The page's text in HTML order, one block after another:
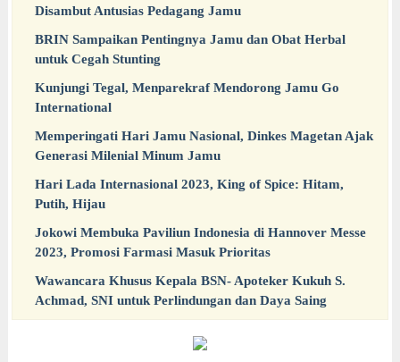
Disambut Antusias Pedagang Jamu
BRIN Sampaikan Pentingnya Jamu dan Obat Herbal
untuk Cegah Stunting
Kunjungi Tegal, Menparekraf Mendorong Jamu Go
International
Memperingati Hari Jamu Nasional, Dinkes Magetan Ajak
Generasi Milenial Minum Jamu
Hari Lada Internasional 2023, King of Spice: Hitam,
Putih, Hijau
Jokowi Membuka Paviliun Indonesia di Hannover Messe
2023, Promosi Farmasi Masuk Prioritas
Wawancara Khusus Kepala BSN- Apoteker Kukuh S.
Achmad, SNI untuk Perlindungan dan Daya Saing